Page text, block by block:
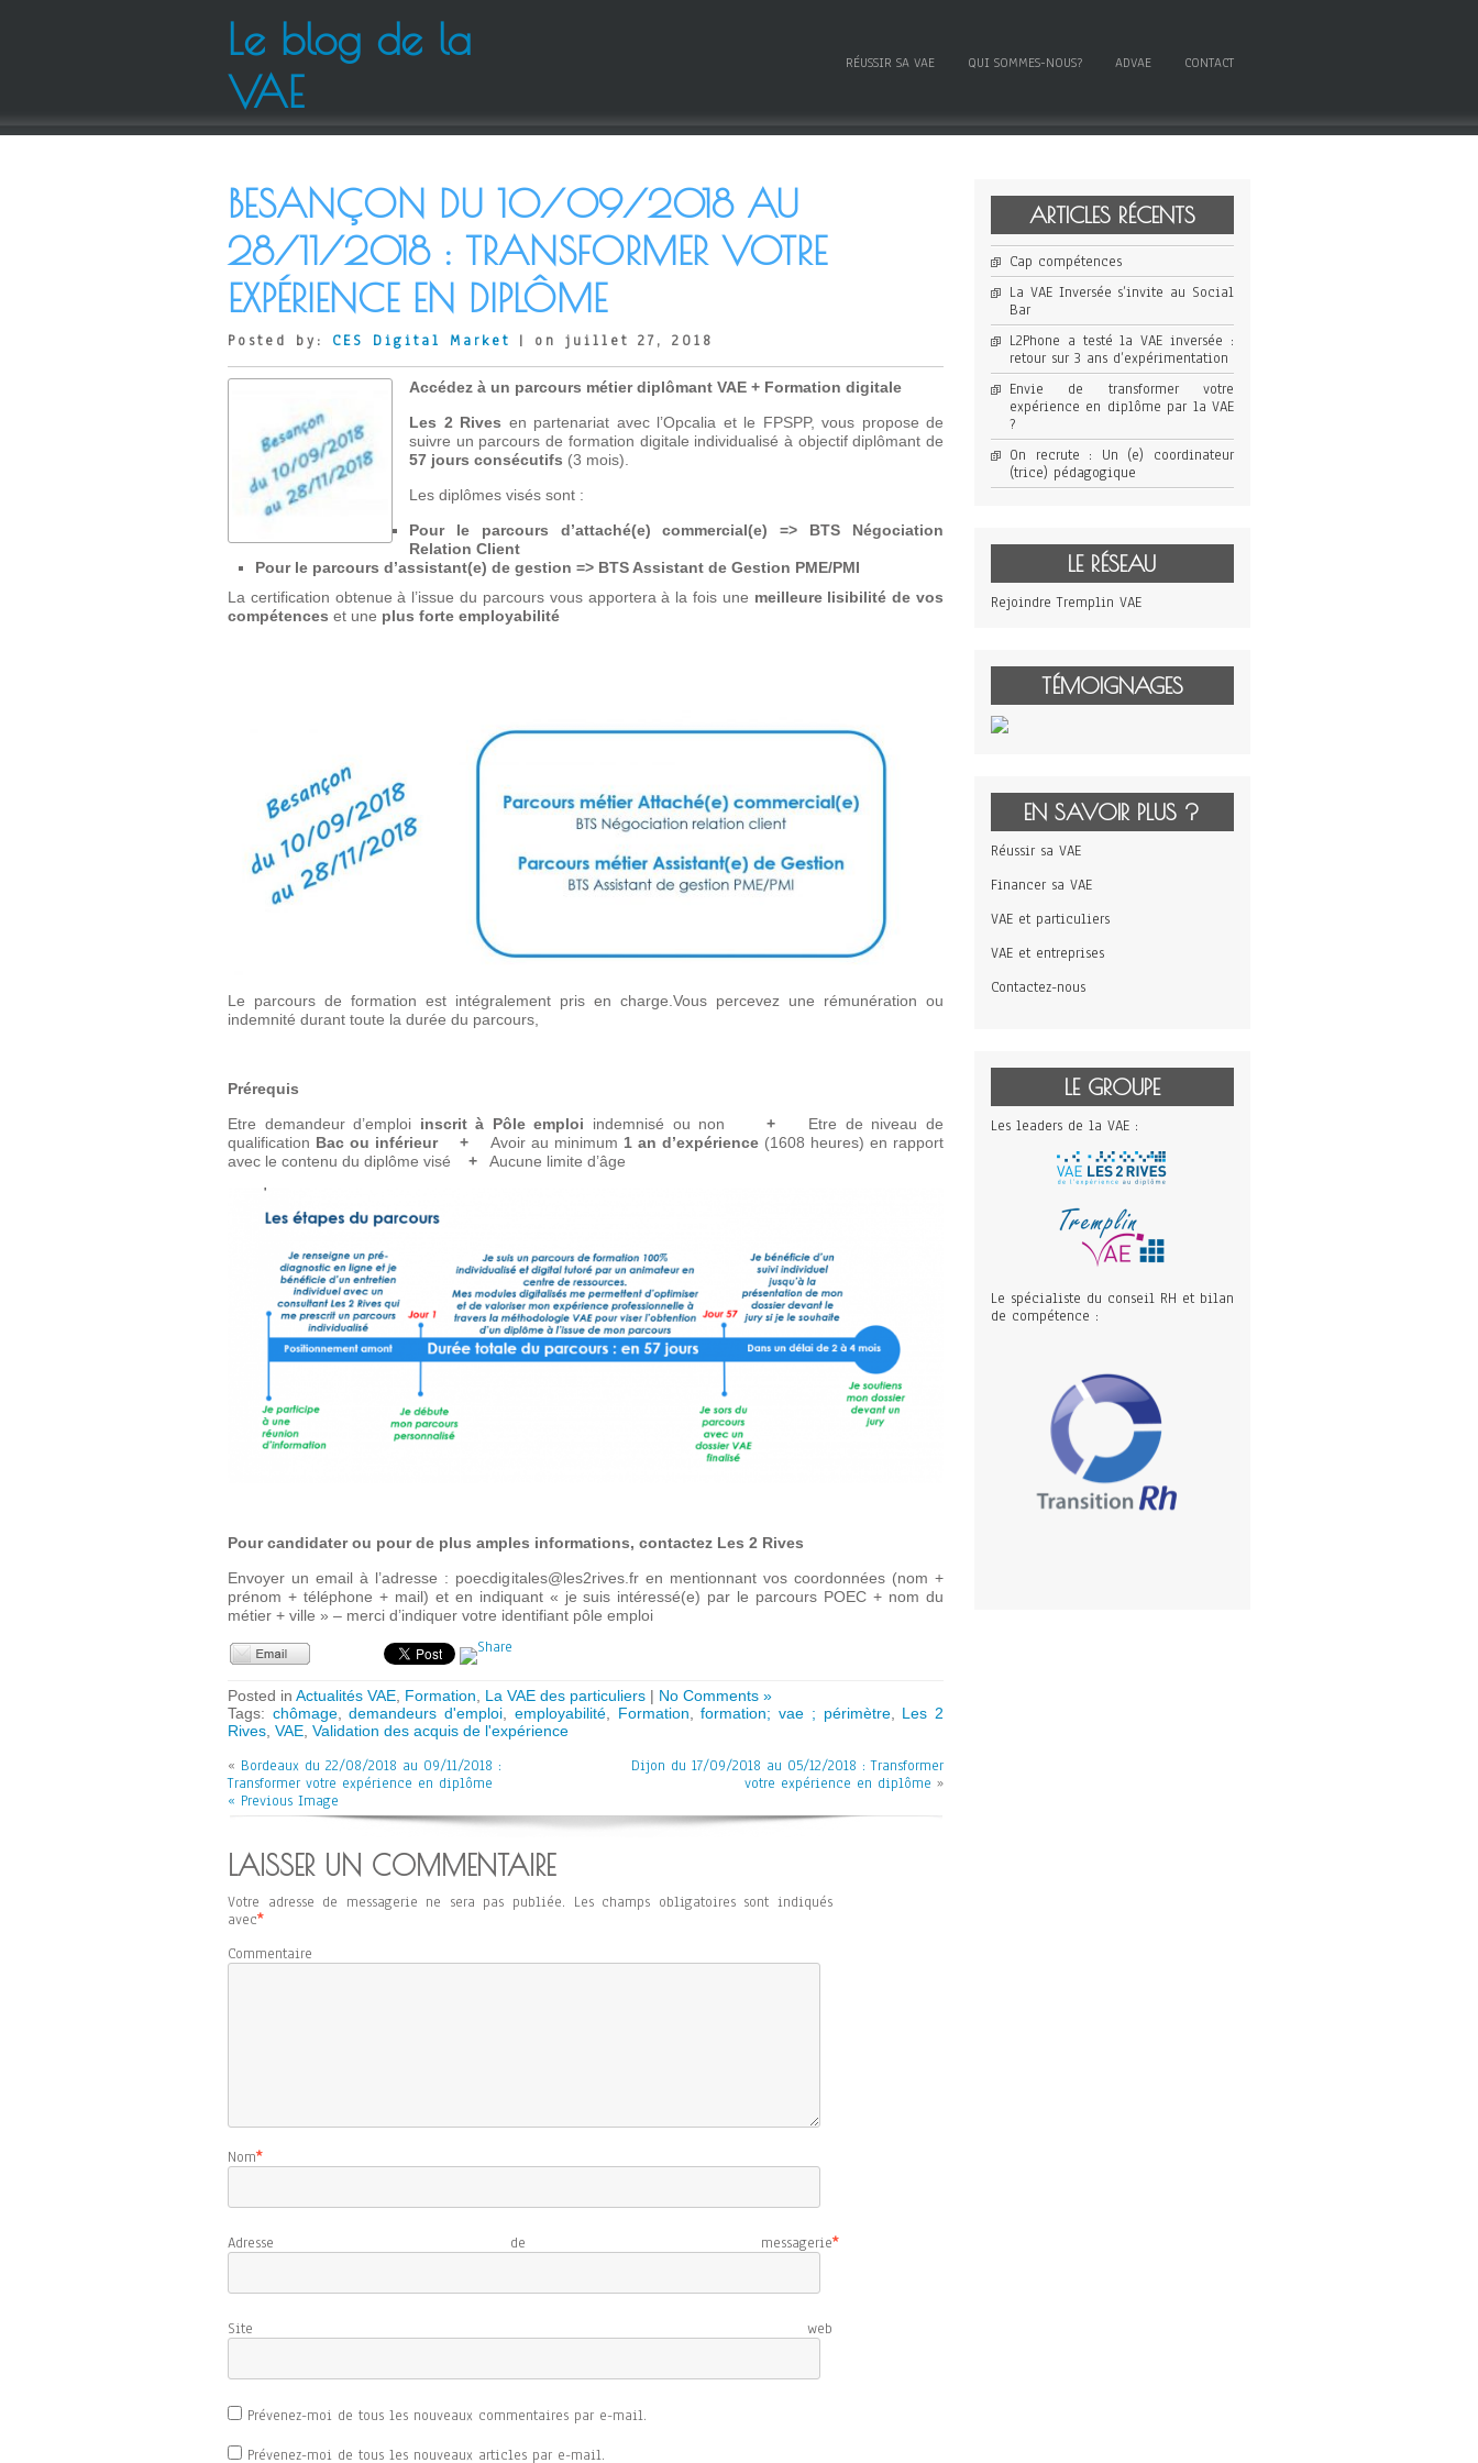
Le blog de la
VAE
RÉUSSIR SA VAE QUI SOMMES-NOUS? ADVAE CONTACT
BESANÇON DU 10/09/2018 AU
28/11/2018 : TRANSFORMER VOTRE
EXPÉRIENCE EN DIPLÔME
Posted by: CES Digital Market | on juillet 27, 2018
Accédez à un parcours métier diplômant VAE + Formation digitale
Les 2 Rives en partenariat avec l’Opcalia et le FPSPP, vous propose de
suivre un parcours de formation digitale individualisé à objectif diplômant de
57 jours consécutifs (3 mois).
Les diplômes visés sont :
Pour le parcours d’attaché(e) commercial(e) => BTS Négociation
Relation Client
Pour le parcours d’assistant(e) de gestion => BTS Assistant de Gestion PME/PMI
La certification obtenue à l’issue du parcours vous apportera à la fois une meilleure lisibilité de vos
compétences et une plus forte employabilité
Le parcours de formation est intégralement pris en charge.Vous percevez une rémunération ou
indemnité durant toute la durée du parcours,
Prérequis
Etre demandeur d’emploi inscrit à Pôle emploi indemnisé ou non+ Etre de niveau de
qualification Bac ou inférieur + Avoir au minimum 1 an d’expérience(1608 heures) en rapport
avec le contenu du diplôme visé + Aucune limite d’âge
Pour candidater ou pour de plus amples informations, contactez Les 2 Rives
Envoyer un email à l’adresse : poecdigitales@les2rives.fr en mentionnant vos coordonnées (nom +
prénom + téléphone + mail) et en indiquant « je suis intéressé(e) par le parcours POEC + nom du
métier + ville » – merci d’indiquer votre identifiant pôle emploi
Posted in Actualités VAE, Formation, La VAE des particuliers | No Comments »
Tags: chômage,demandeurs d'emploi, employabilité, Formation,formation; vae ; périmètre, Les 2
Rives, VAE, Validation des acquis de l'expérience
« Bordeaux du 22/08/2018 au 09/11/2018 :
Transformer votre expérience en diplôme
Dijon du 17/09/2018 au 05/12/2018 : Transformer
votre expérience en diplôme »
« Previous Image
LAISSER UN COMMENTAIRE
Votre adresse de messagerie ne sera pas publiée. Les champs obligatoires sont indiqués
avec*
Commentaire
Nom*
Adresse de messagerie*
Site web
Prévenez-moi de tous les nouveaux commentaires par e-mail.
Prévenez-moi de tous les nouveaux articles par e-mail.
ARTICLES RÉCENTS
Cap compétences
La VAE Inversée s’invite au Social
Bar
L2Phone a testé la VAE inversée :
retour sur 3 ans d’expérimentation
Envie de transformer votre
expérience en diplôme par la VAE
?
On recrute : Un (e) coordinateur
(trice) pédagogique
LE RÉSEAU
Rejoindre Tremplin VAE
TÉMOIGNAGES
EN SAVOIR PLUS ?
Réussir sa VAE
Financer sa VAE
VAE et particuliers
VAE et entreprises
Contactez-nous
LE GROUPE
Les leaders de la VAE :
Le spécialiste du conseil RH et bilan
de compétence :